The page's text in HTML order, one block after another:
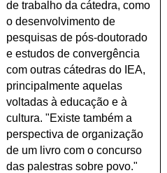
de trabalho da cátedra, como
o desenvolvimento de
pesquisas de pós-doutorado
e estudos de convergência
com outras cátedras do IEA,
principalmente aquelas
voltadas à educação e à
cultura. "Existe também a
perspectiva de organização
de um livro com o concurso
das palestras sobre povo."